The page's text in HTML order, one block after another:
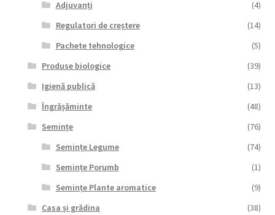
Adjuvanți
(4)
Regulatori de creștere
(14)
Pachete tehnologice
(5)
Produse biologice
(39)
Igienă publică
(13)
Îngrășăminte
(48)
Semințe
(76)
Semințe Legume
(74)
Semințe Porumb
(1)
Semințe Plante aromatice
(9)
Casa și grădina
(38)